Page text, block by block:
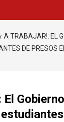
A TRABAJAR!: EL
DE PRESOS
El